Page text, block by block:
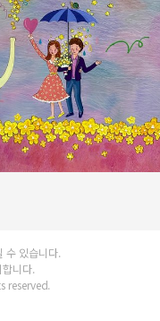
수 있습니다.
니다.
reserved.